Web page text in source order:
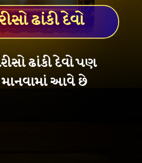
ઢાંકી દેવો પણ
આવે છે
ઢાંકી દેવો